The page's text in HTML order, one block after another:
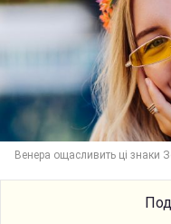
Венера ощасливить ці знаки